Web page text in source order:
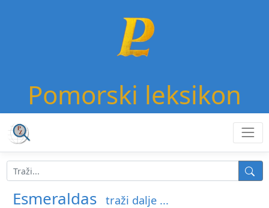
Pomorski leksikon
Esmeraldas traži dalje ...